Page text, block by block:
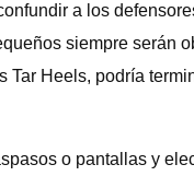
a los
siempre serán
Heels, podría
o pantallas y